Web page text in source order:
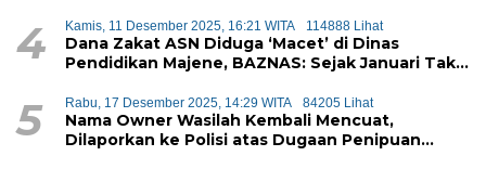
4 Kamis, 11 Desember 2025, 16:21 WITA 114888 Lihat
Dana Zakat ASN Diduga ‘Macet’ di Dinas
Pendidikan Majene, BAZNAS: Sejak Januari Tak
5 Rabu, 17 Desember 2025, 14:29 WITA 84205 Lihat
Nama Owner Wasilah Kembali Mencuat,
Dilaporkan ke Polisi atas Dugaan Penipuan